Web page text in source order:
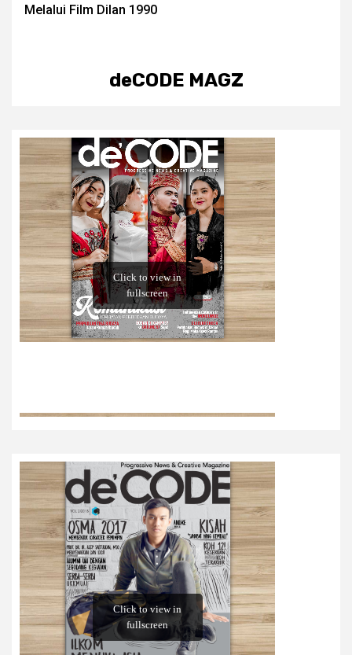
Melalui Film Dilan 1990
deCODE MAGZ